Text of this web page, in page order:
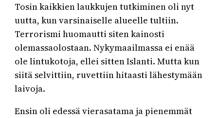
Tosin kaikkien laukkujen tutkiminen oli nyt
uutta, kun varsinaiselle alueelle tultiin.
Terrorismi huomautti siten kainosti
olemassaolostaan. Nykymaailmassa ei enää
ole lintukotoja, ellei sitten Islanti. Mutta kun
siitä selvittiin, ruvettiin hitaasti lähestymään
laivoja.
Ensin oli edessä vierasatama ja pienemmät